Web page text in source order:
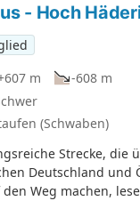
- Hoch
m
-608 m
(Schwaben)
Strecke, die
Deutschland und
den Weg machen,